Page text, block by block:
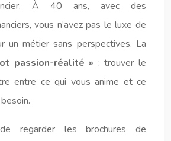
À 40 ans, avec des
vous n’avez pas le luxe de
un métier sans perspectives. La
passion-réalité » : trouver le
entre ce qui vous anime et ce
regarder les brochures de